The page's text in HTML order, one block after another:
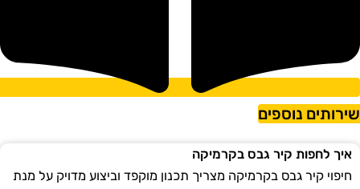
נוספים
איך לחפות קיר גבס בקרמיקה
חיפוי קיר גבס בקרמיקה מצריך תכנון מוקפד וביצוע מדויק על מנת